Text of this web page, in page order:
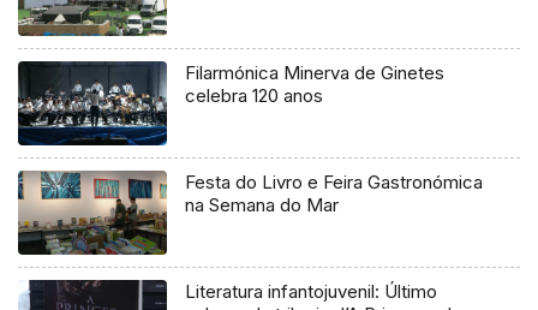
Filarmónica Minerva de Ginetes
celebra 120 anos
Festa do Livro e Feira Gastronómica
na Semana do Mar
Literatura infantojuvenil: Último